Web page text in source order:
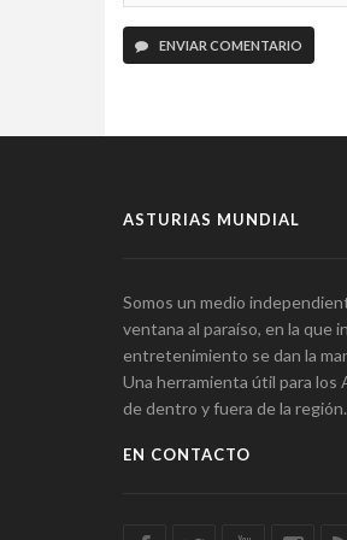
ENVIAR COMENTARIO
ASTURIAS MUNDIAL
Somos un medio
ventana al paraíso, en la que
entretenimiento se dan la
Una herramienta útil para los
de dentro y fuera de la región.
EN CONTACTO